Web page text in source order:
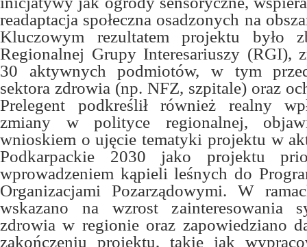
readaptacja społeczna osadzonych na
Kluczowym rezultatem projektu było
Regionalnej Grupy Interesariuszy (RGI),
30 aktywnych podmiotów, w tym
sektora zdrowia (np. NFZ, szpitale) oraz
Prelegent podkreślił również realny
zmiany w polityce regionalnej,
wnioskiem o ujęcie tematyki projektu w
Podkarpackie 2030 jako projektu
wprowadzeniem kąpieli leśnych do
Organizacjami Pozarządowymi. W
wskazano na wzrost zainteresowania
zdrowia w regionie oraz zapowiedziano
zakończeniu projektu, takie jak